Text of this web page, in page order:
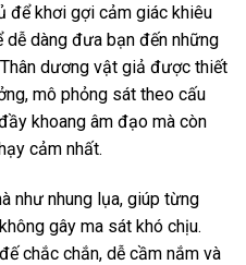
để khơi gợi cảm giác khiêu
dàng đưa bạn đến những
dương vật giả được thiết
mô phỏng sát theo cấu
khoang âm đạo mà còn
cảm nhất.
như nhung lụa, giúp từng
gây ma sát khó chịu.
chắc chắn, dễ cầm nắm và